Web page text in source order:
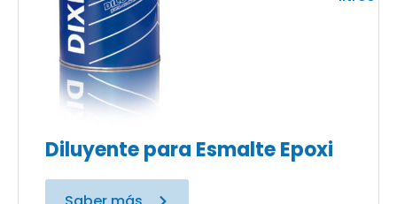
Diluyente para Esmalte Epoxi